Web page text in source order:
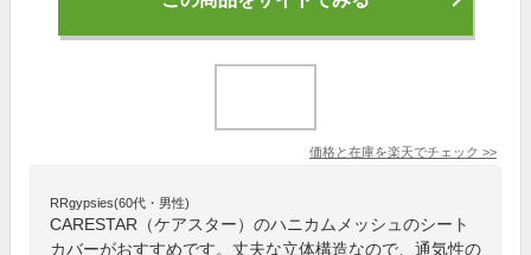
価格と在庫を楽天でチェック >>
RRgypsies(60代・男性)
CARESTAR（ケアスター）のハニカムメッシュのシート
カバーがおすすめです。丈夫な立体構造なので、通気性の